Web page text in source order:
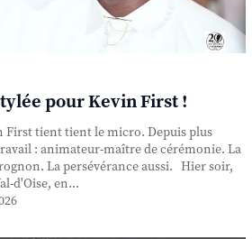
pour Kevin First !
First tient tient le micro. Depuis plus
: animateur-maître de cérémonie. La
La persévérance aussi. Hier soir,
d'Oise, en...